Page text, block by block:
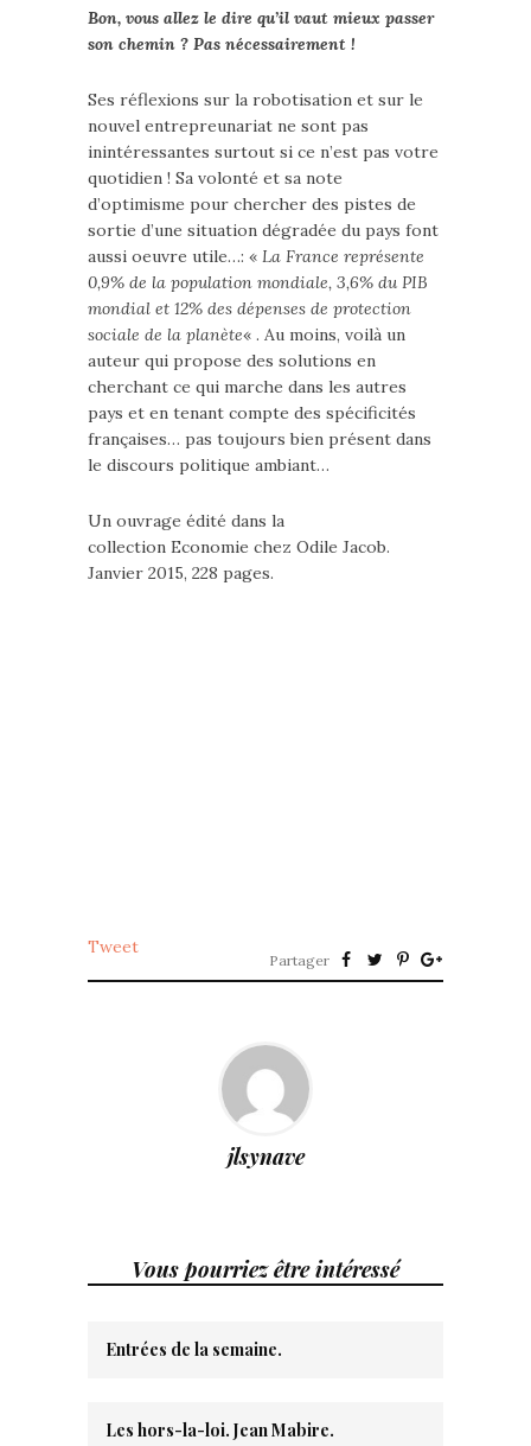
Bon, vous allez le dire qu’il vaut mieux passer
son chemin ? Pas nécessairement !
Ses réflexions sur la robotisation et sur le
nouvel entrepreunariat ne sont pas
inintéressantes surtout si ce n’est pas votre
quotidien ! Sa volonté et sa note
d’optimisme pour chercher des pistes de
sortie d’une situation dégradée du pays font
aussi oeuvre utile…: « La France représente
0,9% de la population mondiale, 3,6% du PIB
mondial et 12% des dépenses de protection
sociale de la planète« . Au moins, voilà un
auteur qui propose des solutions en
cherchant ce qui marche dans les autres
pays et en tenant compte des spécificités
françaises… pas toujours bien présent dans
le discours politique ambiant…
Un ouvrage édité dans la
collection Economie chez Odile Jacob.
Janvier 2015, 228 pages.
Tweet
Partager
jlsynave
Vous pourriez être intéressé
Entrées de la semaine.
Les hors-la-loi. Jean Mabire.